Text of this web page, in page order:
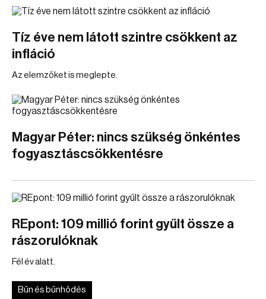
Tíz éve nem látott szintre csökkent az
infláció
Az elemzőket is meglepte.
Magyar Péter: nincs szükség önkéntes
fogyasztáscsökkentésre
REpont: 109 millió forint gyűlt össze a
rászorulóknak
Fél év alatt.
Bűn és bűnhődés